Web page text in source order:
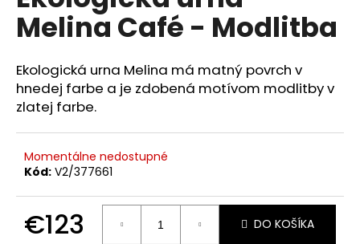
0,0
hviezdičiek.
Melina Café - Modlitba
Ekologická urna Melina má matný povrch v
hnedej farbe a je zdobená motívom modlitby v
zlatej farbe.
Momentálne nedostupné
Kód: V2/377661
€123 DO KOŠÍKA
á
j
s
ť
?